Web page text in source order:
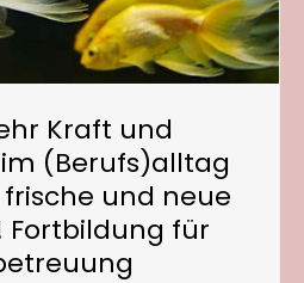
Kraft und
(Berufs)alltag
und neue
Fortbildung für